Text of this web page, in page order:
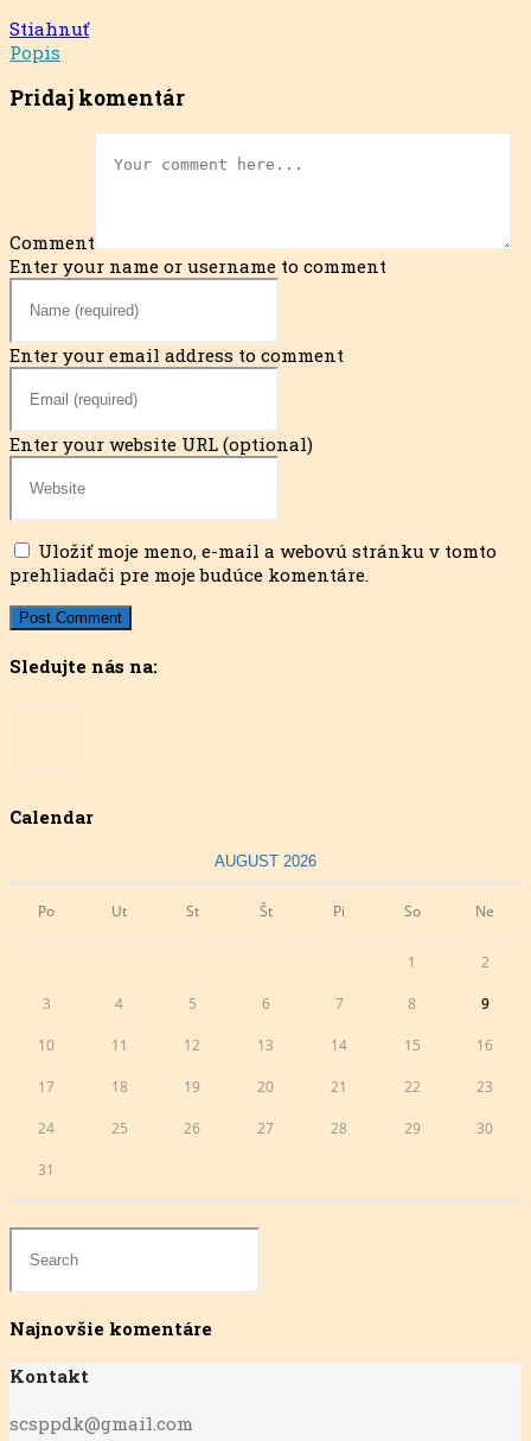
Stiahnuť
Popis
Pridaj komentár
Comment
Enter your name or username to comment
Enter your email address to comment
Enter your website URL (optional)
Uložiť moje meno, e-mail a webovú stránku v tomto
prehliadači pre moje budúce komentáre.
Sledujte nás na:
Calendar
AUGUST 2026
Po Ut St Št Pi So Ne
1 2
3 4 5 6 7 8 9
10 11 12 13 14 15 16
17 18 19 20 21 22 23
24 25 26 27 28 29 30
31
Najnovšie komentáre
Kontakt
scsppdk@gmail.com